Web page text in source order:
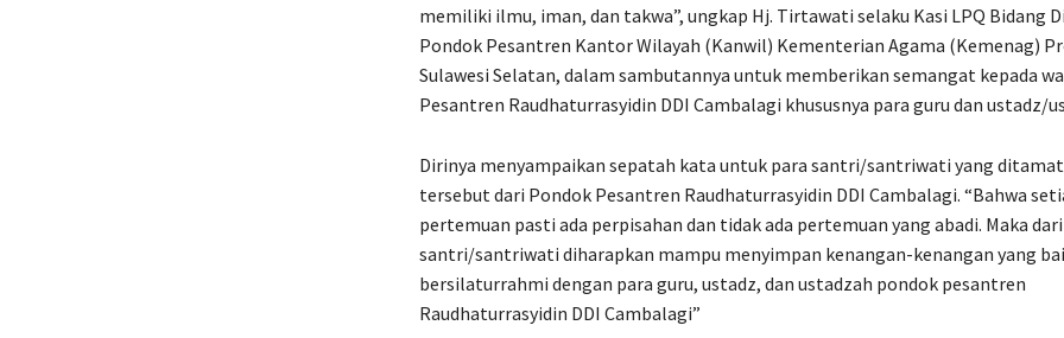
memiliki ilmu, iman, dan takwa”, ungkap Hj. Tirtawati selaku Kasi LPQ Bidang
Pondok Pesantren Kantor Wilayah (Kanwil) Kementerian Agama (Kemenag)
Sulawesi Selatan, dalam sambutannya untuk memberikan semangat kepada
Pesantren Raudhaturrasyidin DDI Cambalagi khususnya para guru dan ustadz/
Dirinya menyampaikan sepatah kata untuk para santri/santriwati yang
tersebut dari Pondok Pesantren Raudhaturrasyidin DDI Cambalagi. “Bahwa
pertemuan pasti ada perpisahan dan tidak ada pertemuan yang abadi. Maka
santri/santriwati diharapkan mampu menyimpan kenangan-kenangan yang
bersilaturrahmi dengan para guru, ustadz, dan ustadzah pondok pesantren
Raudhaturrasyidin DDI Cambalagi”